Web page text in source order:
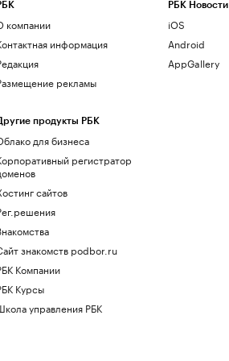
компании
информация
рекламы
продукты РБК
для бизнеса
регистратор
сайтов
знакомств podbor.ru
Компании
Курсы
управления РБК
РБК Новости
iOS
Android
AppGallery